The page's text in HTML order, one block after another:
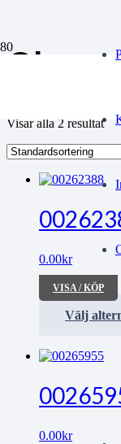
Visar alla 2 resultat
0.00kr
VISA / KÖP
Välj
0.00kr